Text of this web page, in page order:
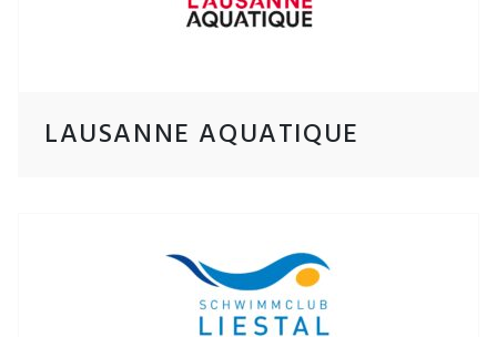
LAUSANNE AQUATIQUE